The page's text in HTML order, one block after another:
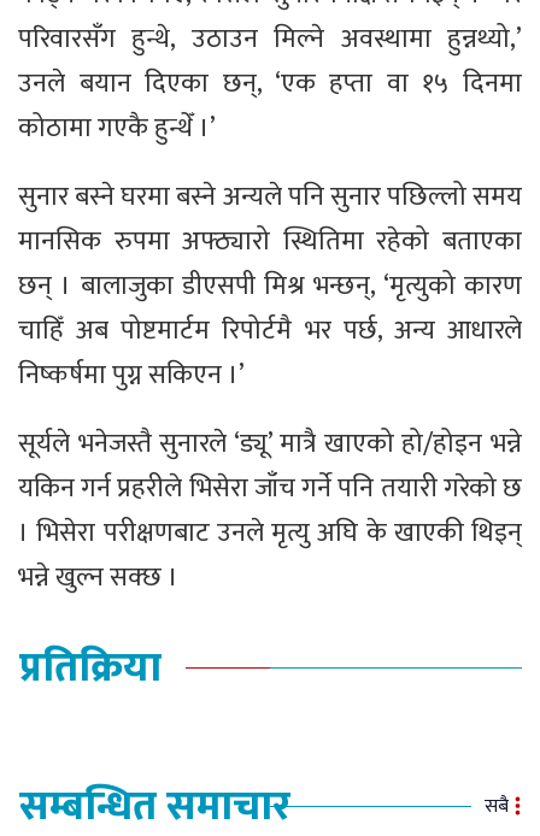
परिवारसँग हुन्थे, उठाउन मिल्ने अवस्थामा हुन्नथ्यो,’
उनले बयान दिएका छन्, ‘एक हप्ता वा १५ दिनमा
कोठामा गएकै हुन्थेँ ।’
सुनार बस्ने घरमा बस्ने अन्यले पनि सुनार पछिल्लो समय
मानसिक रुपमा अफ्ठ्यारो स्थितिमा रहेको बताएका
छन् । बालाजुका डीएसपी मिश्र भन्छन्, ‘मृत्युको कारण
चाहिँ अब पोष्टमार्टम रिपोर्टमै भर पर्छ, अन्य आधारले
निष्कर्षमा पुग्न सकिएन ।’
सूर्यले भनेजस्तै सुनारले ‘ड्यू’ मात्रै खाएको हो/होइन भन्ने
यकिन गर्न प्रहरीले भिसेरा जाँच गर्ने पनि तयारी गरेको छ
। भिसेरा परीक्षणबाट उनले मृत्यु अघि के खाएकी थिइन्
भन्ने खुल्न सक्छ ।
प्रतिक्रिया
सम्बन्धित समाचार सबै